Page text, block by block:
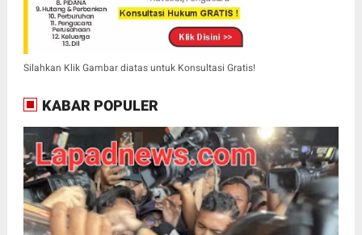
Silahkan Klik Gambar diatas untuk Konsultasi Gratis!
KABAR POPULER